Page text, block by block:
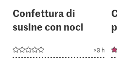
Confettura di
susine con noci
>3 h